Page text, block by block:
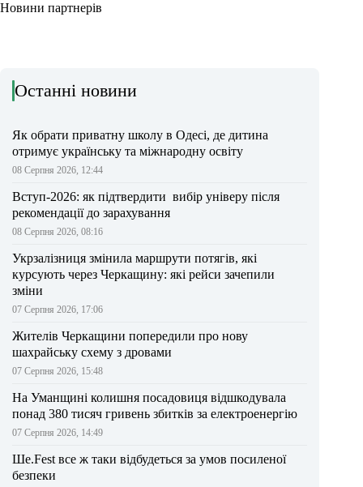
Новини партнерів
Останні новини
Як обрати приватну школу в Одесі, де дитина
отримує українську та міжнародну освіту
08 Серпня 2026, 12:44
Вступ-2026: як підтвердити вибір універу після
рекомендації до зарахування
08 Серпня 2026, 08:16
Укрзалізниця змінила маршрути потягів, які
курсують через Черкащину: які рейси зачепили
зміни
07 Серпня 2026, 17:06
Жителів Черкащини попередили про нову
шахрайську схему з дровами
07 Серпня 2026, 15:48
На Уманщині колишня посадовиця відшкодувала
понад 380 тисяч гривень збитків за електроенергію
07 Серпня 2026, 14:49
Ше.Fest все ж таки відбудеться за умов посиленої
безпеки